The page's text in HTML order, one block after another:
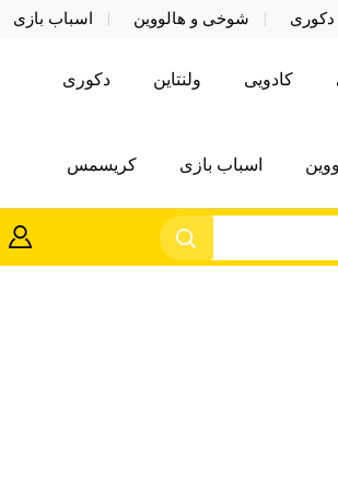
دکوری شوخی و هالووین اسباب بازی
کادویی ولنتاین دکوری
اسباب بازی کریسمس